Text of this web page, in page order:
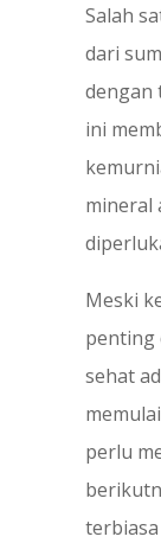
Salah
dari
dengan
ini
mineral
Meski
penting
sehat
perlu